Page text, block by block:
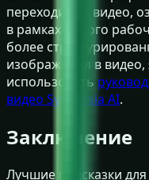
переходить к видео,
в рамках одного
более
изображения в
использовать
видео Synthesia AI.
Заключение
Лучшие подсказки